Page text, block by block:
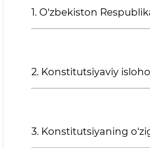
1. O‘zbekiston
2. Konstitutsiyaviy
3. Konstitutsiyaning